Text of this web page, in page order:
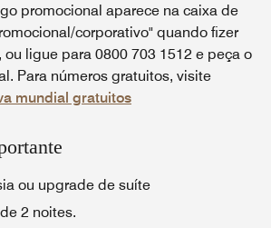
promocional aparece na caixa de
corporativo" quando fizer
ou ligue para 0800 703 1512 e peça o
Para números gratuitos, visite
mundial gratuitos
ou upgrade de suíte
2 noites.